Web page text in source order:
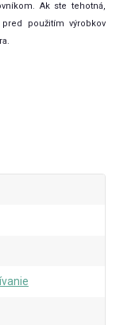
Ak ste tehotná,
použitím výrobkov